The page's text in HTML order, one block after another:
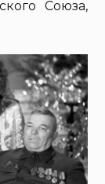
Союза,